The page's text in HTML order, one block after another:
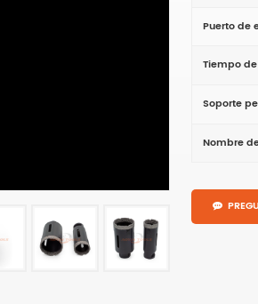
Puerto de
Tiempo
Soporte
Nombre